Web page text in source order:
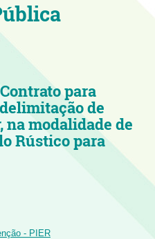
para
de
na modalidade de
Rústico para
- PIER